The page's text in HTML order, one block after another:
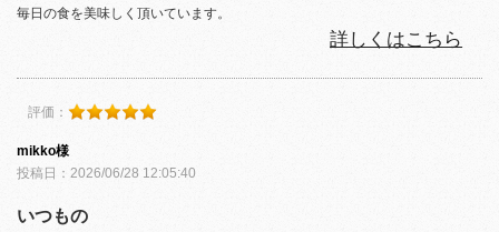
毎日の食を美味しく頂いています。
詳しくはこちら
評価：
mikko様
投稿日：2026/06/28 12:05:40
いつもの